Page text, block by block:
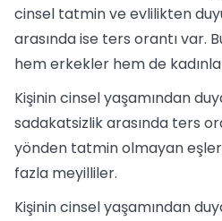
cinsel tatmin ve evlilikten
arasında ise ters orantı var.
hem erkekler hem de
Kişinin cinsel yaşamından
sadakatsizlik arasında ters
yönden tatmin olmayan
fazla meyilliler.
Kişinin cinsel yaşamından